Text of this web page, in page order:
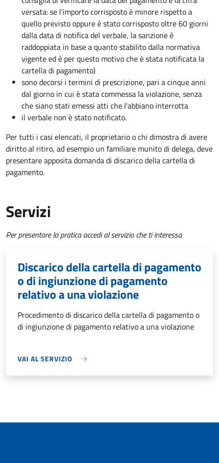
versata: se l'importo corrisposto è minore rispetto a
quello previsto oppure è stato corrisposto oltre 60 giorni
dalla data di notifica del verbale, la sanzione è
raddoppiata in base a quanto stabilito dalla normativa
vigente ed è per questo motivo che è stata notificata la
cartella di pagamento)
sono decorsi i termini di prescrizione, pari a cinque anni
dal giorno in cui è stata commessa la violazione, senza
che siano stati emessi atti che l'abbiano interrotta
il verbale non è stato notificato.
Per tutti i casi elencati, il proprietario o chi dimostra di avere
diritto al ritiro, ad esempio un familiare munito di delega, deve
presentare apposita domanda di discarico della cartella di
pagamento.
Servizi
Per presentare la pratica accedi al servizio che ti interessa
Discarico della cartella di pagamento
o di ingiunzione di pagamento
relativo a una violazione
Procedimento di discarico della cartella di pagamento o
di ingiunzione di pagamento relativo a una violazione
VAI AL SERVIZIO